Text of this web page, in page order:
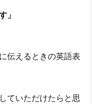
」
伝えるときの英語表
ていただけたらと思